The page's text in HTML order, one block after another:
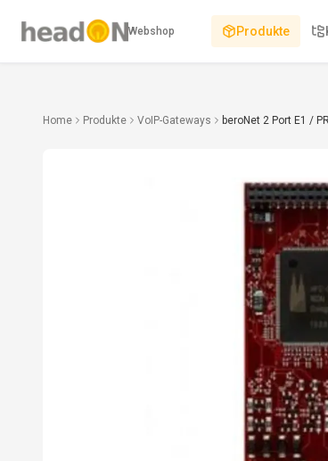
Webshop Produkte
Home Produkte VoIP-Gateways beroNet 2 Port E1 /